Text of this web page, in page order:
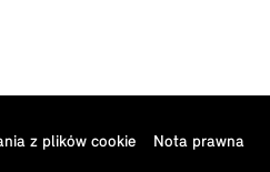
z plików cookie Nota prawna